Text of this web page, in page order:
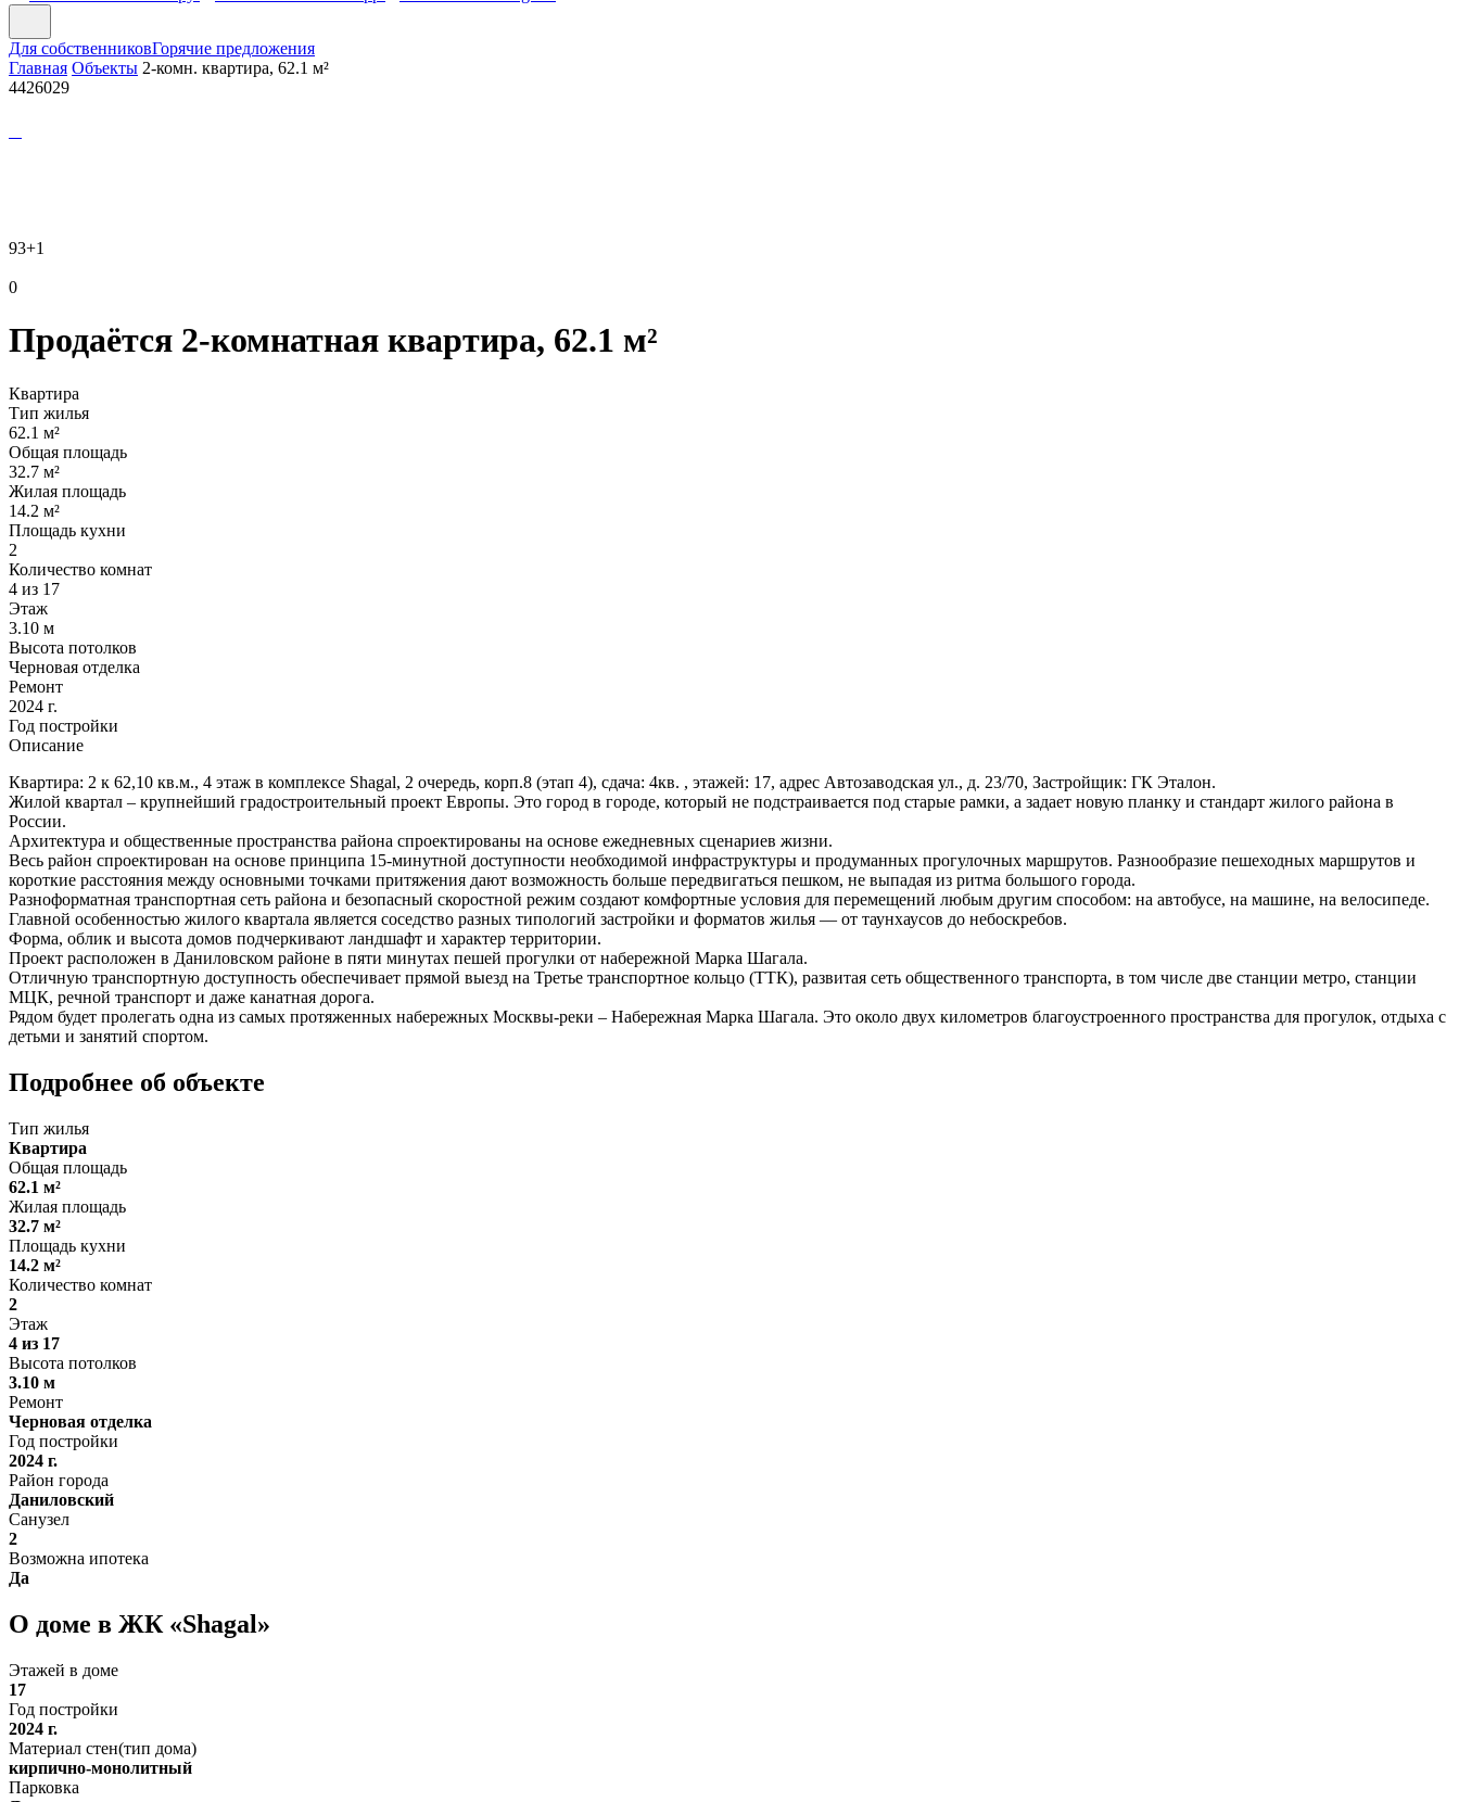
Для собственниковГорячие предложения
Главная Объекты 2-комн. квартира, 62.1 м²
4426029
93+1
0
Продаётся 2-комнатная квартира, 62.1 м²
Квартира
Тип жилья
62.1 м²
Общая площадь
32.7 м²
Жилая площадь
14.2 м²
Площадь кухни
2
Количество комнат
4 из 17
Этаж
3.10 м
Высота потолков
Черновая отделка
Ремонт
2024 г.
Год постройки
Описание
Квартира: 2 к 62,10 кв.м., 4 этаж в комплексе Shagal, 2 очередь, корп.8 (этап 4), сдача: 4кв. , этажей: 17, адрес Автозаводская ул., д. 23/70, Застройщик: ГК Эталон.
Жилой квартал – крупнейший градостроительный проект Европы. Это город в городе, который не подстраивается под старые рамки, а задает новую планку и стандарт жилого района в
России.
Архитектура и общественные пространства района спроектированы на основе ежедневных сценариев жизни.
Весь район спроектирован на основе принципа 15-минутной доступности необходимой инфраструктуры и продуманных прогулочных маршрутов. Разнообразие пешеходных маршрутов и
короткие расстояния между основными точками притяжения дают возможность больше передвигаться пешком, не выпадая из ритма большого города.
Разноформатная транспортная сеть района и безопасный скоростной режим создают комфортные условия для перемещений любым другим способом: на автобусе, на машине, на велосипеде.
Главной особенностью жилого квартала является соседство разных типологий застройки и форматов жилья — от таунхаусов до небоскребов.
Форма, облик и высота домов подчеркивают ландшафт и характер территории.
Проект расположен в Даниловском районе в пяти минутах пешей прогулки от набережной Марка Шагала.
Отличную транспортную доступность обеспечивает прямой выезд на Третье транспортное кольцо (ТТК), развитая сеть общественного транспорта, в том числе две станции метро, станции
МЦК, речной транспорт и даже канатная дорога.
Рядом будет пролегать одна из самых протяженных набережных Москвы-реки – Набережная Марка Шагала. Это около двух километров благоустроенного пространства для прогулок, отдыха с
детьми и занятий спортом.
Подробнее об объекте
Тип жилья
Квартира
Общая площадь
62.1 м²
Жилая площадь
32.7 м²
Площадь кухни
14.2 м²
Количество комнат
2
Этаж
4 из 17
Высота потолков
3.10 м
Ремонт
Черновая отделка
Год постройки
2024 г.
Район города
Даниловский
Санузел
2
Возможна ипотека
Да
О доме в ЖК «Shagal»
Этажей в доме
17
Год постройки
2024 г.
Материал стен(тип дома)
кирпично-монолитный
Парковка